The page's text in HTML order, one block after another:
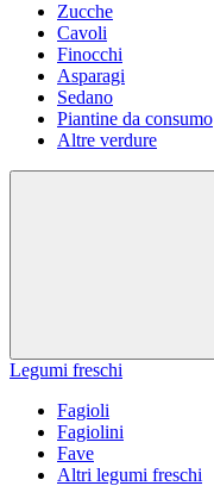
Zucche
Cavoli
Finocchi
Asparagi
Sedano
Piantine da consumo
Altre verdure
Legumi freschi
Fagioli
Fagiolini
Fave
Altri legumi freschi